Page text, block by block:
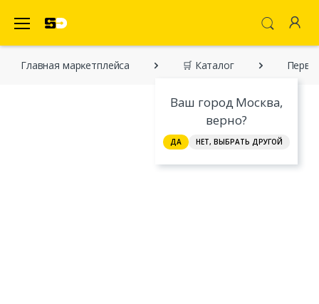
Ваш город Москва,
верно?
ДА НЕТ, ВЫБРАТЬ ДРУГОЙ
Главная марĸетплейса 🛒 Каталог